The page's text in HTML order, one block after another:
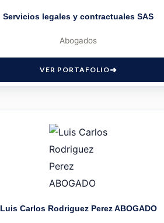
Servicios legales y contractuales SAS
Abogados
VER PORTAFOLIO
Luis Carlos Rodriguez Perez ABOGADO